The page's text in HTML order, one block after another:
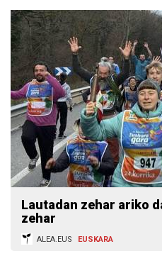
Lautadan zehar ariko
zehar
ALEA.EUS EUSKARA